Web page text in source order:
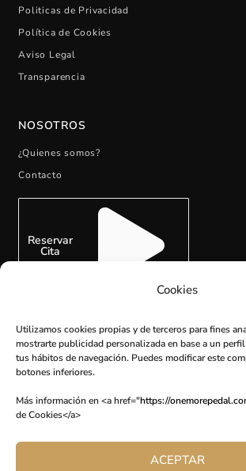
Cookies
Utilizamos cookies propias y de terceros para fines
mostrarte publicidad personalizada en base a un
tus hábitos de navegación. Puedes modificar este
botones inferiores.
Más información en <a href="https://
de Cookies</a>
ACEPTAR
Politicas de Privacidad
Política de Cookies
Aviso Legal
Transparencia
NOSOTROS
¿Quienes somos?
Contacto
Reservar
Cita
SUSCRÍBETE